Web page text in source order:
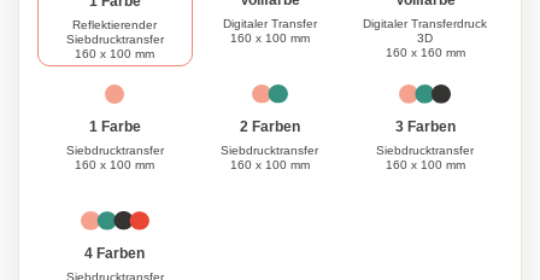
Reflektierender
Siebdrucktransfer
160 x 100 mm
Digitaler Transfer
160 x 100 mm
Digitaler Transferdruck
3D
160 x 160 mm
1 Farbe
Siebdrucktransfer
160 x 100 mm
2 Farben
Siebdrucktransfer
160 x 100 mm
3 Farben
Siebdrucktransfer
160 x 100 mm
4 Farben
Siebdrucktransfer